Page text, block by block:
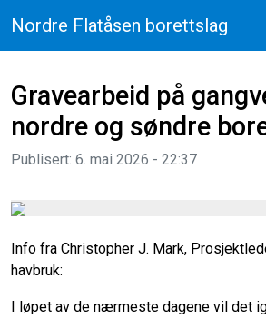
Nordre Flatåsen borettslag
Gravearbeid på
nordre og søndre
Publisert: 6. mai 2026 - 22:37
Info fra Christopher J. Mark,
havbruk:
I løpet av de nærmeste dagene vil det